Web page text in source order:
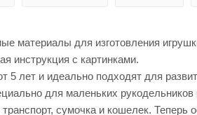
материалы для изготовления
инструкция с картинками.
5 лет и идеально подходят для
для маленьких
сумочка и кошелек. Теперь